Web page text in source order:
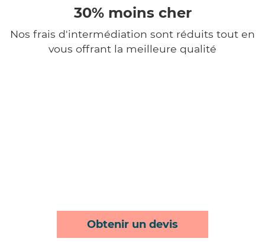
30% moins cher
Nos frais d'intermédiation sont réduits tout en
vous offrant la meilleure qualité
Obtenir un devis